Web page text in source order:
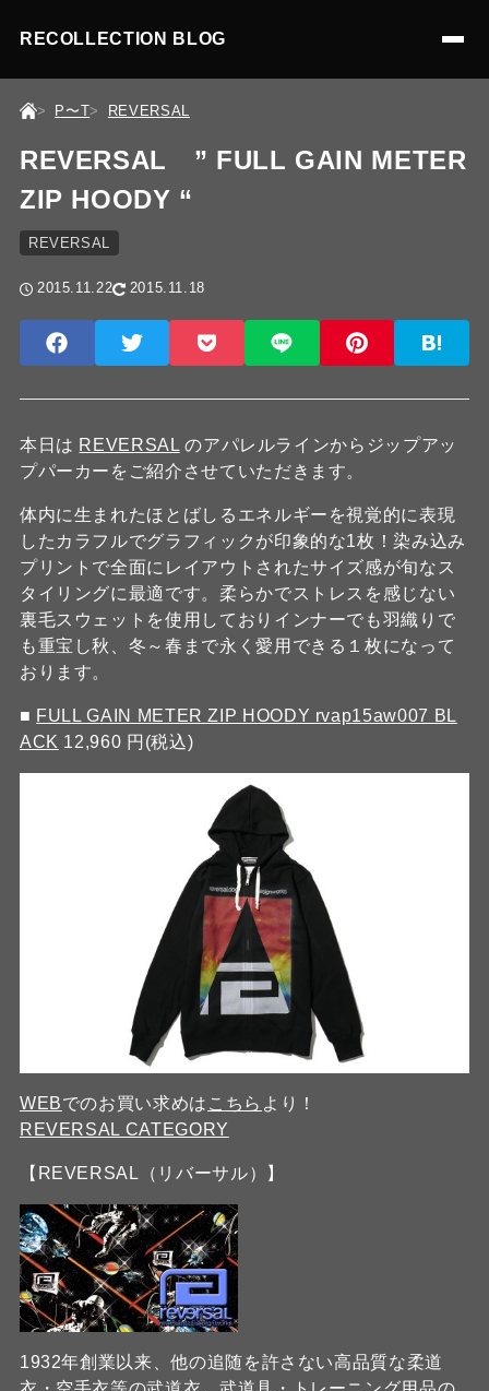
RECOLLECTION BLOG
P〜T REVERSAL
REVERSAL ” FULL GAIN METER
ZIP HOODY “
REVERSAL
2015.11.22 2015.11.18
本日は REVERSAL のアパレルラインからジップアッ
プパーカーをご紹介させていただきます。
体内に生まれたほとばしるエネルギーを視覚的に表現
したカラフルでグラフィックが印象的な1枚！染み込み
プリントで全面にレイアウトされたサイズ感が旬なス
タイリングに最適です。柔らかでストレスを感じない
裏毛スウェットを使用しておりインナーでも羽織りで
も重宝し秋、冬～春まで永く愛用できる１枚になって
おります。
■ FULL GAIN METER ZIP HOODY rvap15aw007 BL
ACK 12,960 円(税込)
WEBでのお買い求めは こちら より！
REVERSAL CATEGORY
【REVERSAL（リバーサル）】
1932年創業以来、他の追随を許さない高品質な柔道